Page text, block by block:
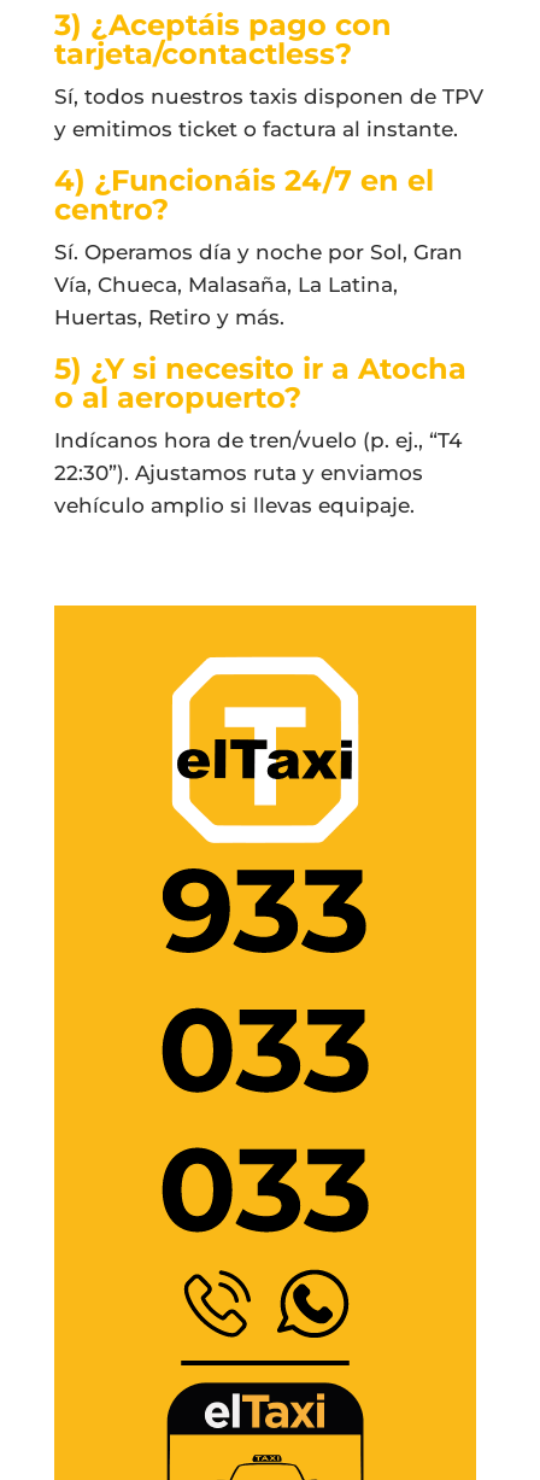
3) ¿Aceptáis pago con
tarjeta/contactless?
Sí, todos nuestros taxis disponen de TPV
y emitimos ticket o factura al instante.
4) ¿Funcionáis 24/7 en el
centro?
Sí. Operamos día y noche por Sol, Gran
Vía, Chueca, Malasaña, La Latina,
Huertas, Retiro y más.
5) ¿Y si necesito ir a Atocha
o al aeropuerto?
Indícanos hora de tren/vuelo (p. ej., “T4
22:30”). Ajustamos ruta y enviamos
vehículo amplio si llevas equipaje.